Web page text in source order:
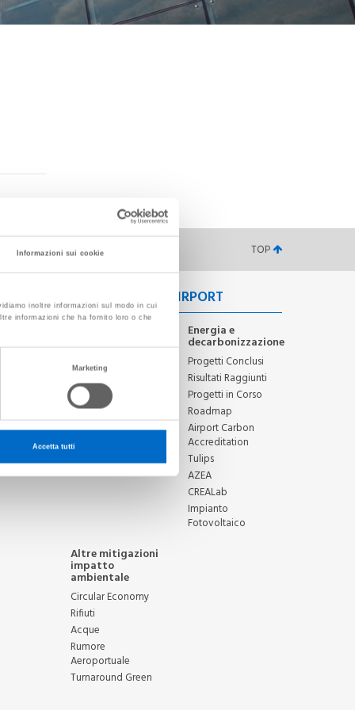
Informazioni sui cookie
inoltre informazioni sul modo in cui
informazioni che ha fornito loro o che
Marketing
Accetta tutti
DECARBONIZZAZIONE
Progetti Conclusi
IMPATTO AMBIENTALE
Circular Economy
Rifiuti
Rumore Aeroportuale
Turnaround Green
TOP
bar
TORINO GREEN AIRPORT
Strategia
Mission, strategia e
linee di azione
Energia e
decarbonizzazione
Progetti Conclusi
Risultati Raggiunti
Progetti in Corso
Roadmap
Airport Carbon
Accreditation
Tulips
AZEA
CREALab
Impianto
Fotovoltaico
Altre mitigazioni
impatto
ambientale
Circular Economy
Rifiuti
Acque
Rumore
Aeroportuale
Turnaround Green